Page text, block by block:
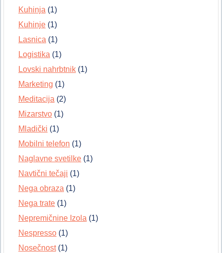
Kuhinja (1)
Kuhinje (1)
Lasnica (1)
Logistika (1)
Lovski nahrbtnik (1)
Marketing (1)
Meditacija (2)
Mizarstvo (1)
Mladički (1)
Mobilni telefon (1)
Naglavne svetilke (1)
Navtični tečaji (1)
Nega obraza (1)
Nega trate (1)
Nepremičnine Izola (1)
Nespresso (1)
Nosečnost(1)